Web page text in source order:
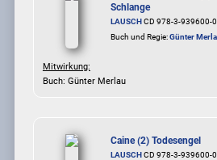
Schlange
LAUSCHCD 978-3-939600-
Buch und Regie:Günter
Mitwirkung:
Buch: Günter Merlau
Caine (2) Todesengel
LAUSCHCD 978-3-939600-